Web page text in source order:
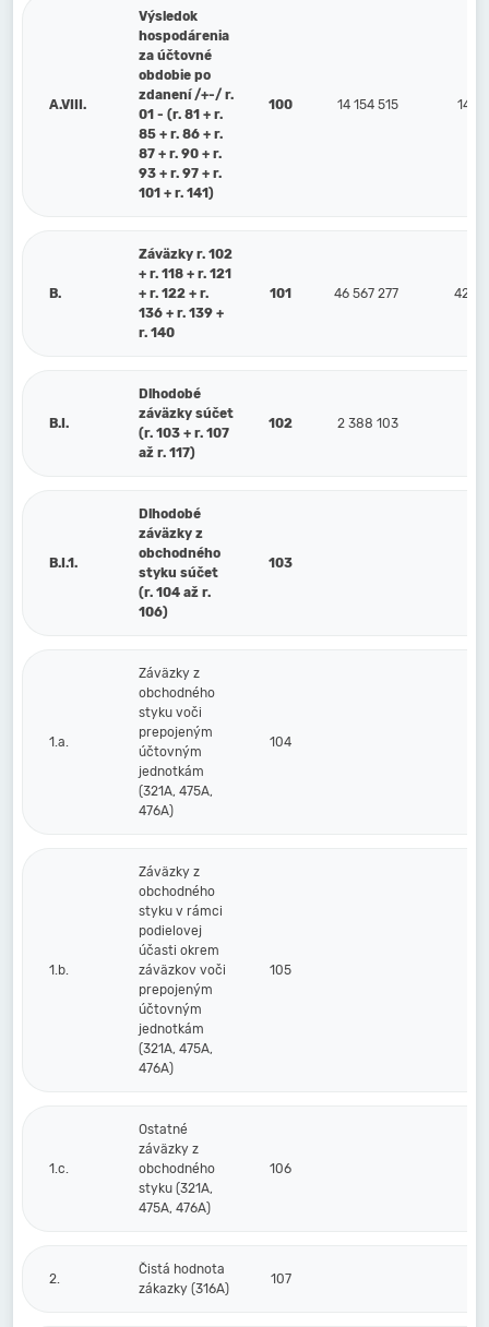
A.VIII.
Výsledok
hospodárenia
za účtovné
obdobie po
zdanení /+-/ r.
01 - (r. 81 + r.
85 + r. 86 + r.
87 + r. 90 + r.
93 + r. 97 + r.
101 + r. 141)
100 14 154 515 14
B.
Záväzky r. 102
+ r. 118 + r. 121
+ r. 122 + r.
136 + r. 139 +
r. 140
101 46 567 277 42
B.I.
Dlhodobé
záväzky súčet
(r. 103 + r. 107
až r. 117)
102 2 388 103
B.I.1.
Dlhodobé
záväzky z
obchodného
styku súčet
(r. 104 až r.
106)
103
1.a.
Záväzky z
obchodného
styku voči
prepojeným
účtovným
jednotkám
(321A, 475A,
476A)
104
1.b.
Záväzky z
obchodného
styku v rámci
podielovej
účasti okrem
záväzkov voči
prepojeným
účtovným
jednotkám
(321A, 475A,
476A)
105
1.c.
Ostatné
záväzky z
obchodného
styku (321A,
475A, 476A)
106
2.
Čistá hodnota
zákazky (316A)
107